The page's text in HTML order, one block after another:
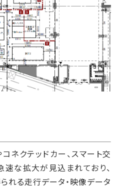
ネクテッドカー、スマート交
な拡大が見込まれており、
れる走行データ・映像データ